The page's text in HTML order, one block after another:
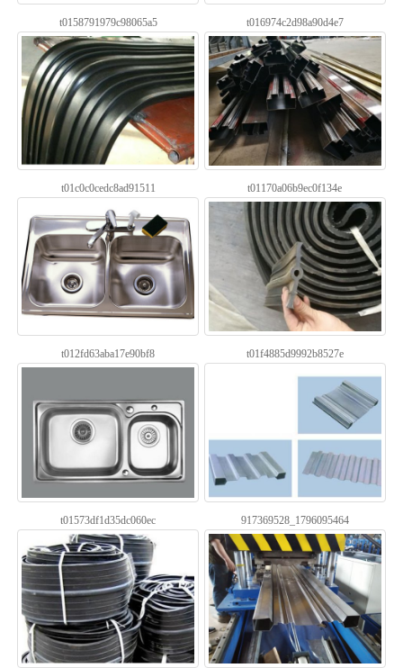
t0158791979c98065a5 t016974c2d98a90d4e7
t01c0c0cedc8ad91511 t01170a06b9ec0f134e
t012fd63aba17e90bf8 t01f4885d9992b8527e
t01573df1d35dc060ec 917369528_1796095464